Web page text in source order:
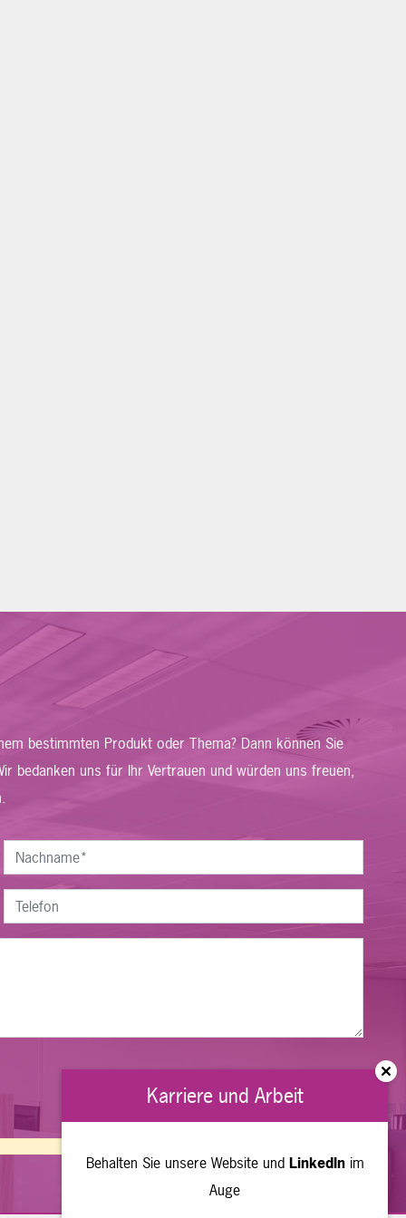
bestimmten Produkt oder Thema? Dann können Sie
bedanken uns für Ihr Vertrauen und würden uns freuen,
Karriere und Arbeit
Behalten Sie unsere Website und LinkedInim
Auge